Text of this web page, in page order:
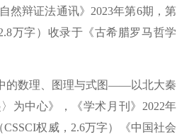
然辩证法通讯》2023年第6期，第
8万字）收录于《古希腊罗马哲学
的数理、图理与式图——以北大秦
为中心》，《学术月刊》 2022年
CSSCI权威，2.6万字）《中国社会